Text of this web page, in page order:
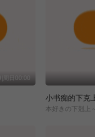
周日00:00